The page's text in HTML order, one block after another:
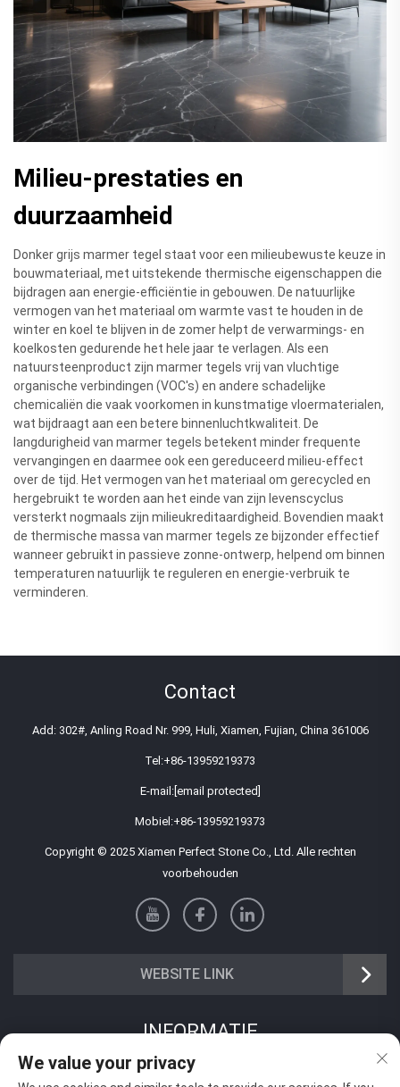
Milieu-prestaties en
duurzaamheid
Donker grijs marmer tegel staat voor een milieubewuste keuze in
bouwmateriaal, met uitstekende thermische eigenschappen die
bijdragen aan energie-efficiëntie in gebouwen. De natuurlijke
vermogen van het materiaal om warmte vast te houden in de
winter en koel te blijven in de zomer helpt de verwarmings- en
koelkosten gedurende het hele jaar te verlagen. Als een
natuursteenproduct zijn marmer tegels vrij van vluchtige
organische verbindingen (VOC's) en andere schadelijke
chemicaliën die vaak voorkomen in kunstmatige vloermaterialen,
wat bijdraagt aan een betere binnenluchtkwaliteit. De
langdurigheid van marmer tegels betekent minder frequente
vervangingen en daarmee ook een gereduceerd milieu-effect
over de tijd. Het vermogen van het materiaal om gerecycled en
hergebruikt te worden aan het einde van zijn levenscyclus
versterkt nogmaals zijn milieukreditaardigheid. Bovendien maakt
de thermische massa van marmer tegels ze bijzonder effectief
wanneer gebruikt in passieve zonne-ontwerp, helpend om binnen
temperaturen natuurlijk te reguleren en energie-verbruik te
verminderen.
Contact
Add: 302#, Anling Road Nr. 999, Huli, Xiamen, Fujian, China 361006
Tel:+86-13959219373
E-mail:[email protected]
Mobiel:+86-13959219373
Copyright © 2025 Xiamen Perfect Stone Co., Ltd. Alle rechten
voorbehouden
WEBSITE LINK
INFORMATIE
Meld je aan om onze wekelijkse nieuwsbrief te ontvangen
We value your privacy